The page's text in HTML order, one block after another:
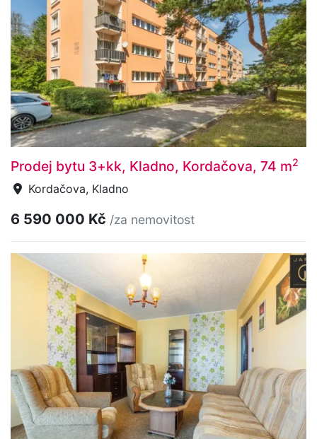
Prodej bytu 3+kk, Kladno, Kordačova, 74 m2
Kordačova, Kladno
6 590 000 Kč /za nemovitost